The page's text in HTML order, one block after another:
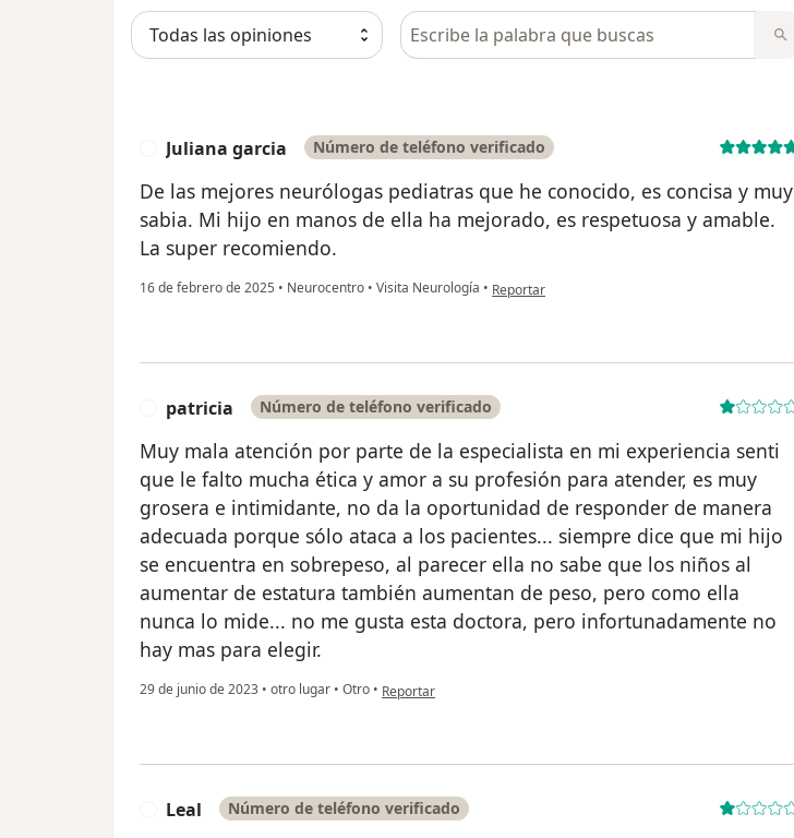
Busca en opiniones
Juliana garcia Número de teléfono verificado
De las mejores neurólogas pediatras que he conocido, es concisa y muy
sabia. Mi hijo en manos de ella ha mejorado, es respetuosa y amable.
La super recomiendo.
16 de febrero de 2025 • Neurocentro • Visita Neurología • en opinión del usuario Juliana garcia
Reportar
patricia Número de teléfono verificado
Muy mala atención por parte de la especialista en mi experiencia senti
que le falto mucha ética y amor a su profesión para atender, es muy
grosera e intimidante, no da la oportunidad de responder de manera
adecuada porque sólo ataca a los pacientes... siempre dice que mi hijo
se encuentra en sobrepeso, al parecer ella no sabe que los niños al
aumentar de estatura también aumentan de peso, pero como ella
nunca lo mide... no me gusta esta doctora, pero infortunadamente no
hay mas para elegir.
29 de junio de 2023 • otro lugar • Otro • en opinión del usuario patricia
Reportar
Leal Número de teléfono verificado